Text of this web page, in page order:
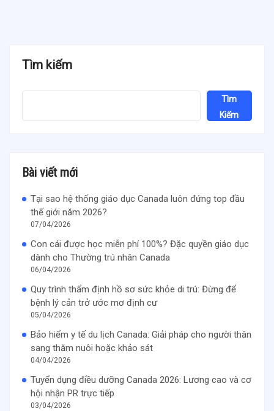
Tìm kiếm
Tìm
Kiếm
Bài viết mới
Tại sao hệ thống giáo dục Canada luôn đứng top đầu
thế giới năm 2026?
07/04/2026
Con cái được học miễn phí 100%? Đặc quyền giáo dục
dành cho Thường trú nhân Canada
06/04/2026
Quy trình thẩm định hồ sơ sức khỏe di trú: Đừng để
bệnh lý cản trở ước mơ định cư
05/04/2026
Bảo hiểm y tế du lịch Canada: Giải pháp cho người thân
sang thăm nuôi hoặc khảo sát
04/04/2026
Tuyển dụng điều dưỡng Canada 2026: Lương cao và cơ
hội nhận PR trực tiếp
03/04/2026